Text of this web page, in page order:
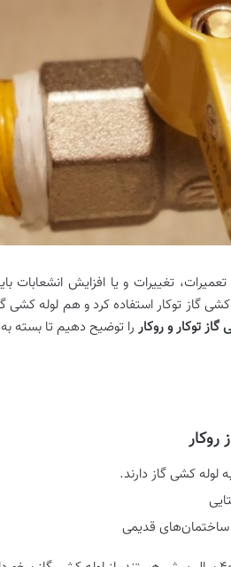
تعمیرات، تغییرات و یا افزایش
گاز توکار استفاده کرد و هم لوله کشی
گاز توکار و روکار را توضیح دهیم تا بسته به
روکار
لوله کشی گاز دارند.
ساختمان‌های قدیمی